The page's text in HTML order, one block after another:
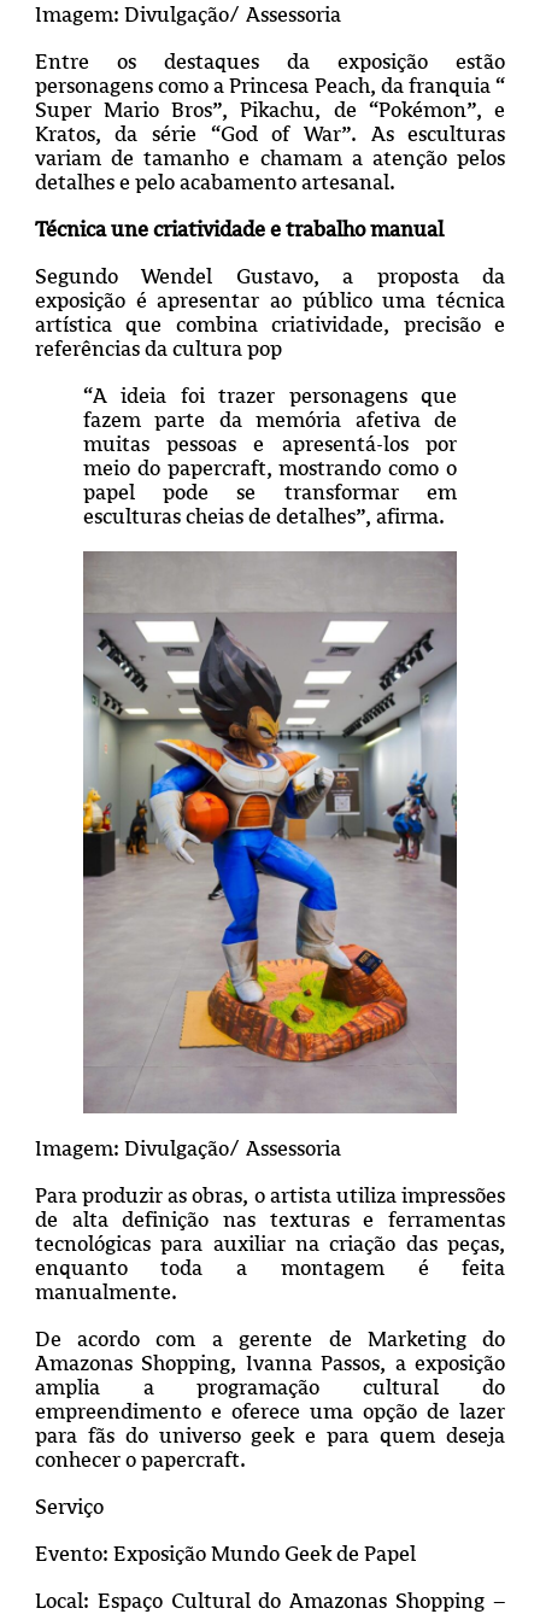
Imagem: Divulgação/ Assessoria
Entre os destaques da exposição estão
personagens como a Princesa Peach, da franquia “
Super Mario Bros”, Pikachu, de “Pokémon”, e
Kratos, da série “God of War”. As esculturas
variam de tamanho e chamam a atenção pelos
detalhes e pelo acabamento artesanal.
Técnica une criatividade e trabalho manual
Segundo Wendel Gustavo, a proposta da
exposição é apresentar ao público uma técnica
artística que combina criatividade, precisão e
referências da cultura pop
“A ideia foi trazer personagens que
fazem parte da memória afetiva de
muitas pessoas e apresentá-los por
meio do papercraft, mostrando como o
papel pode se transformar em
esculturas cheias de detalhes”, afirma.
Imagem: Divulgação/ Assessoria
Para produzir as obras, o artista utiliza impressões
de alta definição nas texturas e ferramentas
tecnológicas para auxiliar na criação das peças,
enquanto toda a montagem é feita
manualmente.
De acordo com a gerente de Marketing do
Amazonas Shopping, Ivanna Passos, a exposição
amplia a programação cultural do
empreendimento e oferece uma opção de lazer
para fãs do universo geek e para quem deseja
conhecer o papercraft.
Serviço
Evento: Exposição Mundo Geek de Papel
Local: Espaço Cultural do Amazonas Shopping –